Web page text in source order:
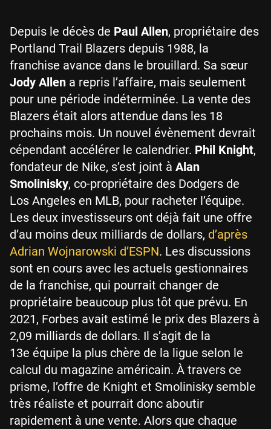
Depuis le décès de Paul Allen, propriétaire des
Portland Trail Blazers depuis 1988, la
franchise avance dans le brouillard. Sa sœur
Jody Allen a repris l’affaire, mais seulement
pour une période indéterminée. La vente des
Blazers était alors attendue dans les 18
prochains mois. Un nouvel évènement devrait
cépendant accélérer le calendrier. Phil Knight,
fondateur de Nike, s’est joint à Alan
Smolinisky, co-propriétaire des Dodgers de
Los Angeles en MLB, pour racheter l’équipe.
Les deux investisseurs ont déjà fait une offre
d’au moins deux milliards de dollars, d’après
Adrian Wojnarowski d’ESPN. Les discussions
sont en cours avec les actuels gestionnaires
de la franchise, qui pourrait changer de
propriétaire beaucoup plus tôt que prévu. En
2021, Forbes avait estimé le prix des Blazers à
2,09 milliards de dollars. Il s’agit de la
13e équipe la plus chère de la ligue selon le
calcul du magazine américain. À travers ce
prisme, l’offre de Knight et Smolinisky semble
très réaliste et pourrait donc aboutir
rapidement à une vente. Alors que chaque